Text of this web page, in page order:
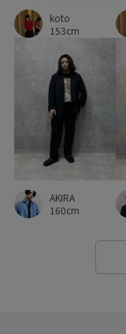
koto
153cm
AKIRA
160cm